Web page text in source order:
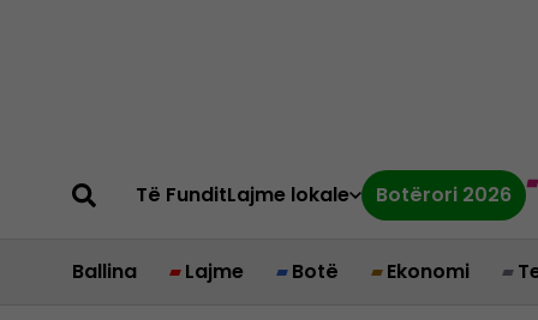
Të FunditLajme lokale Botërori 2026
Ballina Lajme Botë Ekonomi